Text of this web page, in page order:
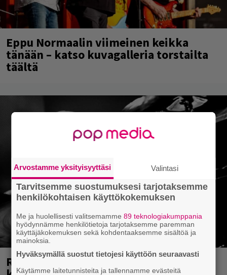
Eppu Normaalin viimeinen keikka
tänään – katso kuvagalleria torstailta
täältä
Rushin Neil Peartista ilmestyy ensi
Arvostamme yksityisyyttäsi Valintasi
Tarvitsemme suostumuksesi tarjotaksemme
henkilökohtaisen käyttökokemuksen
Me ja huolellisesti valitsemamme89 teknologiakumppania
hyödynnämme henkilötietoja tarjotaksemme paremman
käyttäjäkokemuksen sekä kohdentaaksemme sisältöä ja
mainoksia.
Hyväksymällä suostut tietojesi käyttöön seuraavasti
Käytämme laitetunnisteita ja tallennamme evästeitä